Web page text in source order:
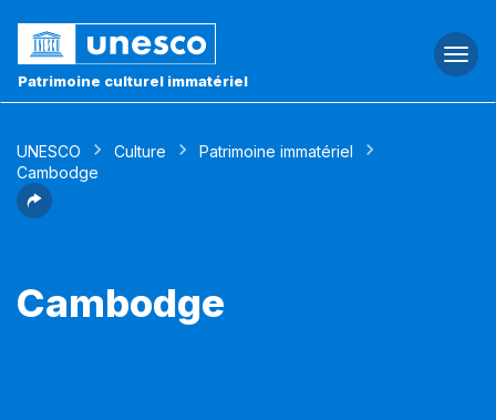
Patrimoine culturel immatériel
UNESCO Culture
Patrimoine immatériel
Cambodge
Cambodge